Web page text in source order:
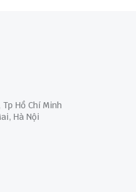
Hồ Chí Minh
Hà Nội